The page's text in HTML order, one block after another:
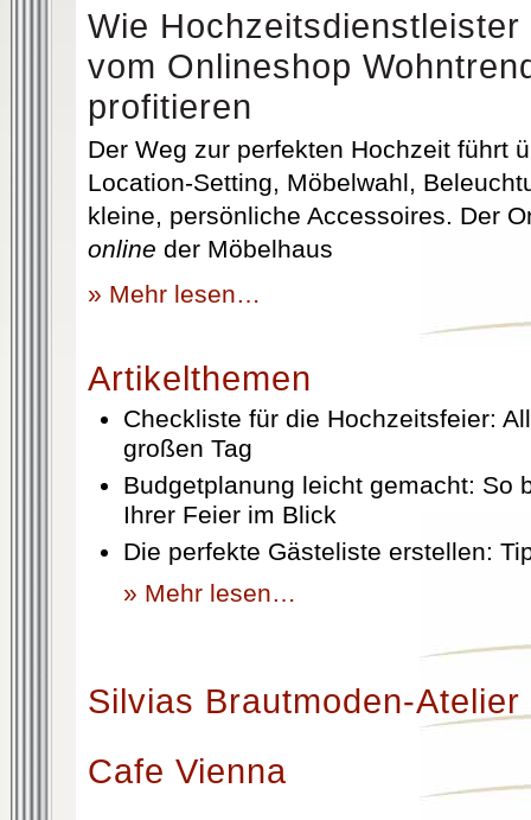
Wie
vom Onlineshop
profitieren
Der Weg zur perfekten Hochzeit führt
Location-Setting, Möbelwahl,
kleine, persönliche Accessoires. Der
online der Möbelhaus
» Mehr lesen…
Artikelthemen
Checkliste für die Hochzeitsfeier:
großen Tag
Budgetplanung leicht gemacht: So
Ihrer Feier im Blick
Die perfekte Gästeliste erstellen:
» Mehr lesen…
Silvias Brautmoden-Atelier
Cafe Vienna